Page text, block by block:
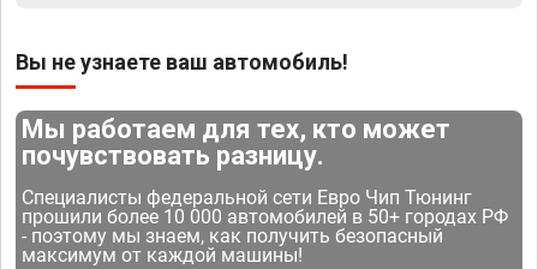
Вы не узнаете ваш автомобиль!
Мы работаем для тех, кто может
почувствовать разницу.
Специалисты федеральной сети Евро Чип Тюнинг
прошили более 10 000 автомобилей в 50+ городах РФ
- поэтому мы знаем, как получить безопасный
максимум от каждой машины!